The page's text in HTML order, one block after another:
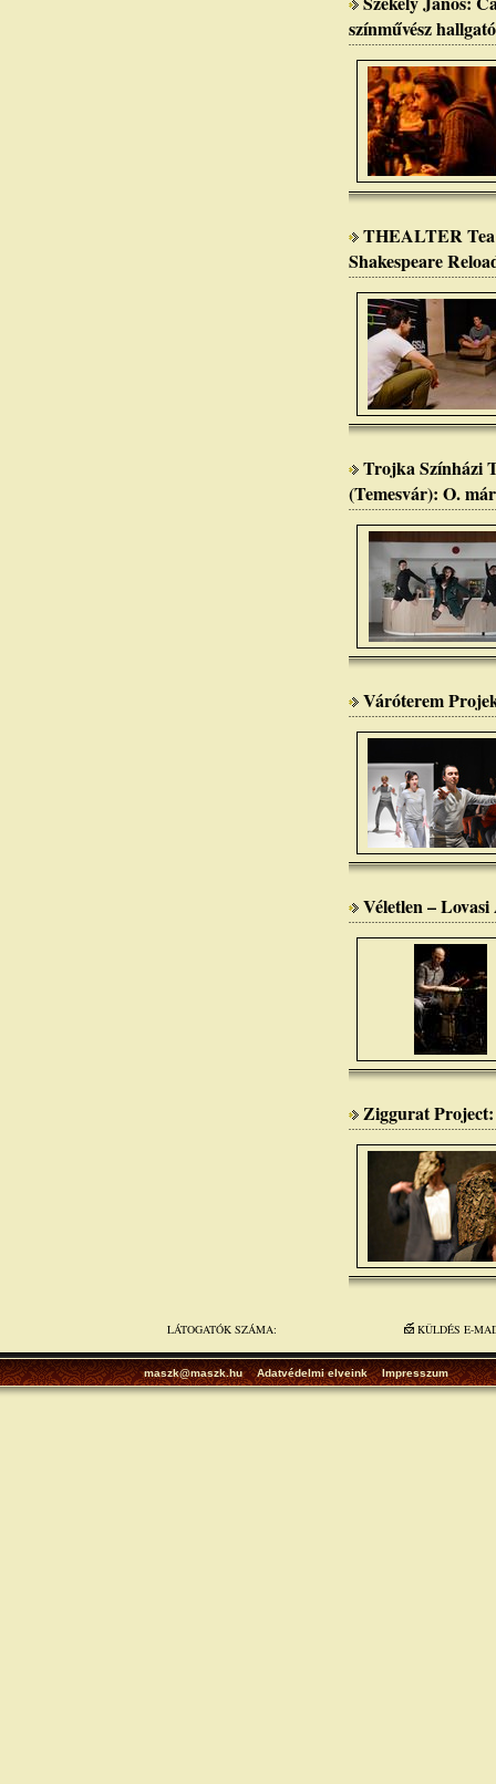
színművész
THEALTER Tea
Shakespeare
Trojka Színházi
(Temesvár): O.
Váróterem
Véletlen –
Ziggurat Project:
LÁTOGATÓK SZÁMA: KÜLDÉS E-
maszk@maszk.hu Adatvédelmi elveink Impresszum